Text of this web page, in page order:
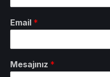
Email *
Mesajınız *